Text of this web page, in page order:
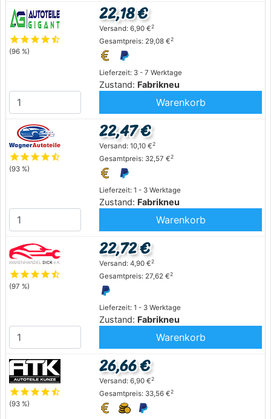
starstarstarstarstar_half
(96 %)
Lieferzeit: 3 - 7 Werktage
Zustand: Fabrikneu
22,18 €
Versand: 6,90 €2
Gesamtpreis: 29,08 €2
Warenkorb
starstarstarstarstar_half
(93 %)
Lieferzeit: 1 - 3 Werktage
Zustand: Fabrikneu
22,47 €
Versand: 10,10 €2
Gesamtpreis: 32,57 €2
Warenkorb
starstarstarstarstar_half
(97 %)
Lieferzeit: 1 - 3 Werktage
Zustand: Fabrikneu
22,72 €
Versand: 4,90 €2
Gesamtpreis: 27,62 €2
Warenkorb
starstarstarstarstar_half
(93 %)
26,66 €
Versand: 6,90 €2
Gesamtpreis: 33,56 €2